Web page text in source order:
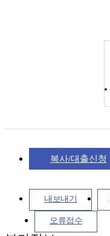
복사/대출신청
내보내기
오류접수